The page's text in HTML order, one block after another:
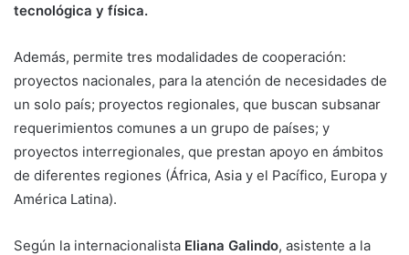
tecnológica y física.
Además, permite tres modalidades de cooperación:
proyectos nacionales, para la atención de necesidades de
un solo país; proyectos regionales, que buscan subsanar
requerimientos comunes a un grupo de países; y
proyectos interregionales, que prestan apoyo en ámbitos
de diferentes regiones (África, Asia y el Pacífico, Europa y
América Latina).
Según la internacionalista Eliana Galindo, asistente a la